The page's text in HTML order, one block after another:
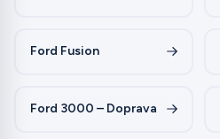
Ford Fusion
Ford 3000 – Doprava